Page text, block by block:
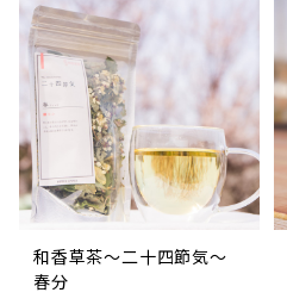
和香草茶～二十四節気～
春分